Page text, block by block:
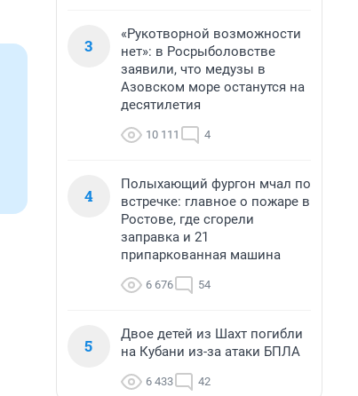
3
«Рукотворной возможности
нет»: в Росрыболовстве
заявили, что медузы в
Азовском море останутся на
десятилетия
10 111 4
4
Полыхающий фургон мчал по
встречке: главное о пожаре в
Ростове, где сгорели
заправка и 21
припаркованная машина
6 676 54
5
Двое детей из Шахт погибли
на Кубани из-за атаки БПЛА
6 433 42